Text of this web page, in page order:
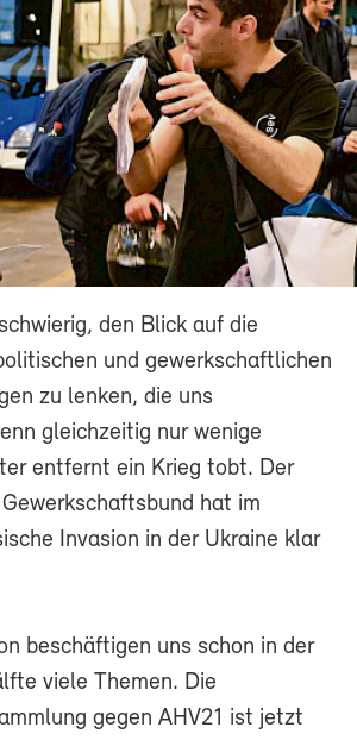
den Blick auf die
und gewerkschaftlichen
zu lenken, die uns
gleichzeitig nur wenige
entfernt ein Krieg tobt. Der
hat im
Invasion in der Ukraine klar
beschäftigen uns schon in der
viele Themen. Die
gegen AHV21 ist jetzt